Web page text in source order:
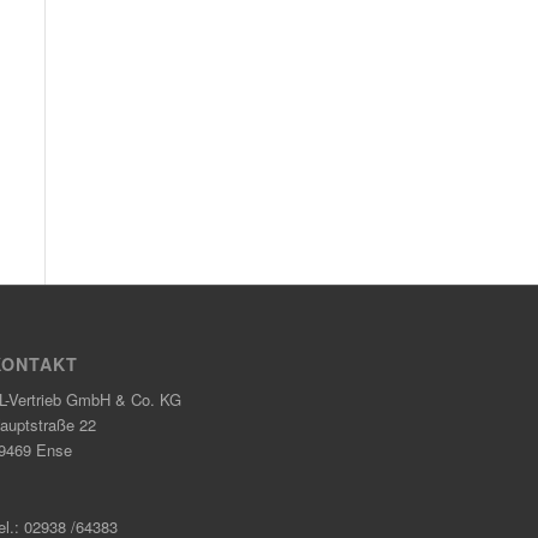
Vertrieb GmbH & Co. KG
22
Ense
02938 /64383